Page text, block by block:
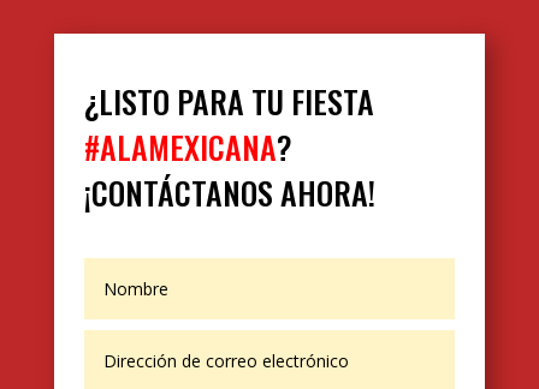
¿LISTO PARA TU FIESTA
#ALAMEXICANA?
¡CONTÁCTANOS AHORA!